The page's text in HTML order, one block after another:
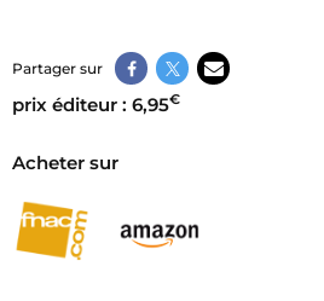
Partager sur
prix éditeur : 6,95€
Acheter sur